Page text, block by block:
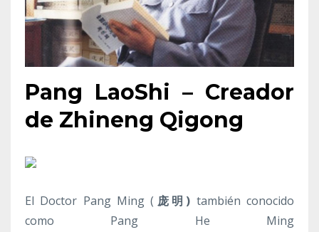
Pang LaoShi – Creador
de Zhineng Qigong
El Doctor Pang Ming ( 庞明) también conocido
como Pang He Ming